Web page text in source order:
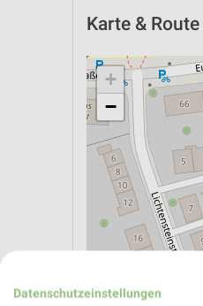
Karte & Route
+
−
Datenschutzeinstellungen